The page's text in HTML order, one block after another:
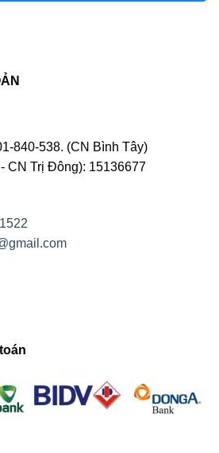
840-538. (CN Bình Tây)
CN Trị Đông): 15136677